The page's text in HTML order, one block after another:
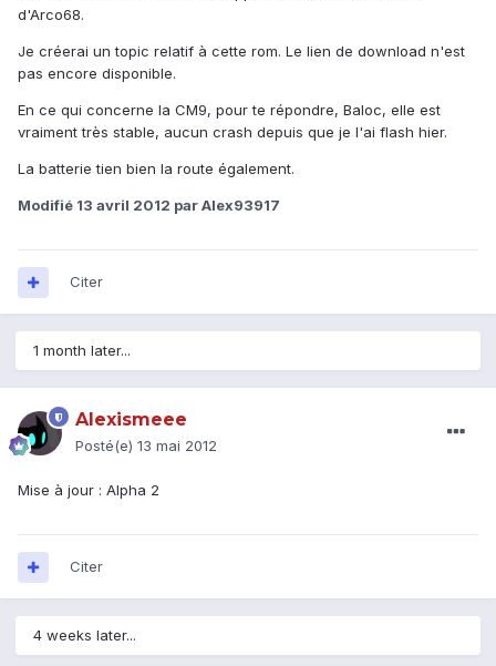
d'Arco68.
Je créerai un topic relatif à cette rom. Le lien de download n'est
pas encore disponible.
En ce qui concerne la CM9, pour te répondre, Baloc, elle est
vraiment très stable, aucun crash depuis que je l'ai flash hier.
La batterie tien bien la route également.
Modifié 13 avril 2012 par Alex93917
Citer
1 month later...
Alexismeee
Posté(e) 13 mai 2012
Mise à jour : Alpha 2
Citer
4 weeks later...